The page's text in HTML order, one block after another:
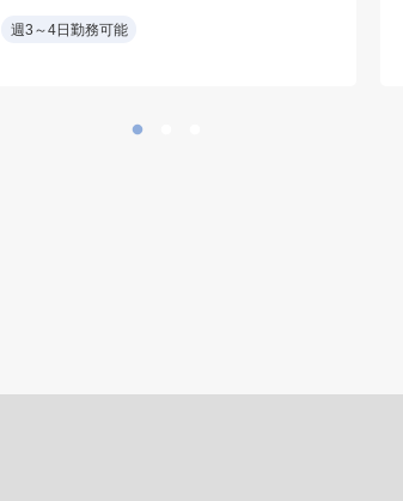
病棟管理 主治医とし
週3～4日勤務可能